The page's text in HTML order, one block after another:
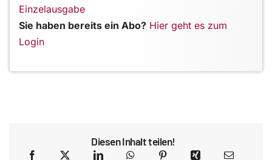
Einzelausgabe
Sie haben bereits ein Abo? Hier geht es zum
Login
Diesen Inhalt teilen!